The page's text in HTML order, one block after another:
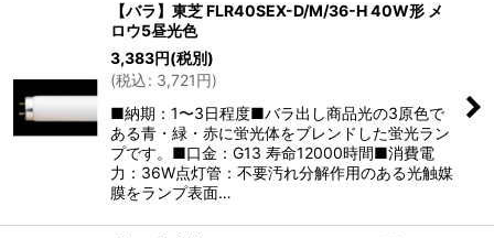
【バラ】東芝 FLR40SEX-D/M/36-H 40W形 メ
ロウ5昼光色
3,383円(税別)
(税込: 3,721円)
■納期：1〜3日程度■バラ出し商品光の3原色で
ある青・緑・赤に蛍光体をブレンドした蛍光ラン
プです。■口金：G13 寿命12000時間■消費電
力：36W点灯管：不要汚れ分解作用のある光触媒
膜をランプ表面…